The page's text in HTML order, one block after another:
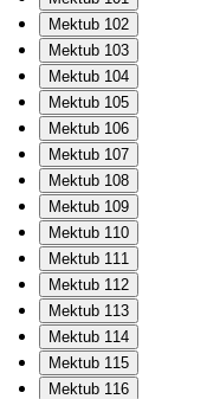
Mektub 102
Mektub 103
Mektub 104
Mektub 105
Mektub 106
Mektub 107
Mektub 108
Mektub 109
Mektub 110
Mektub 111
Mektub 112
Mektub 113
Mektub 114
Mektub 115
Mektub 116